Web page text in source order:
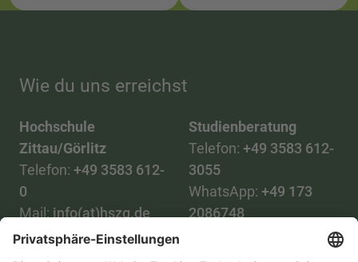
Wie du uns erreichst
Hochschule
Zittau/Görlitz
Telefon: +49 3583 612-
0
Mail: info(at)hszg.de
Studienberatung
Telefon: +49 3583 612-
3055
WhatsApp: +49 173
2086748